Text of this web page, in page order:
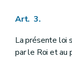
Art. 3.
La présente loi
par le Roi et au